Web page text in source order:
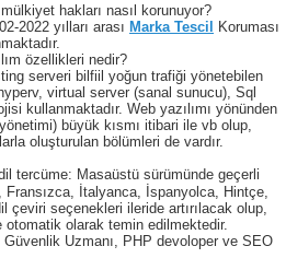
hakları nasıl korunuyor?
2022 yılları arası Marka Tescil Koruması
özellikleri nedir?
serveri bilfiil yoğun trafiği yönetebilen
virtual server (sanal sunucu), Sql
kullanmaktadır. Web yazılımı yönünden
büyük kısmı itibari ile vb olup,
oluşturulan bölümleri de vardır.
tercüme: Masaüstü sürümünde geçerli
İtalyanca, İspanyolca, Hintçe,
çeviri seçenekleri ileride artırılacak olup,
otomatik olarak temin edilmektedir.
Uzmanı, PHP devoloper ve SEO